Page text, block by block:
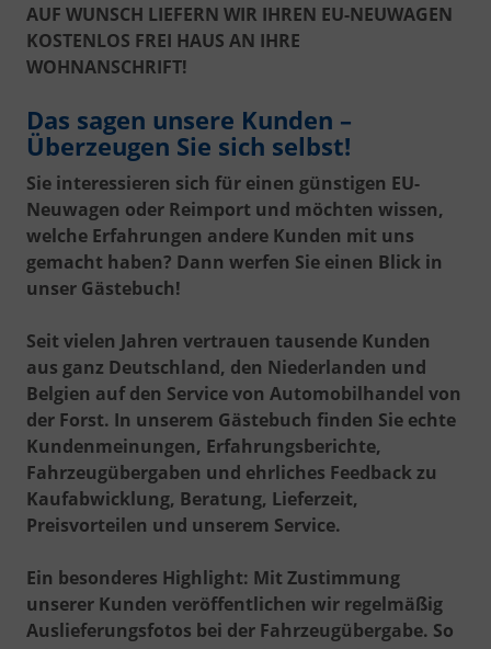
AUF WUNSCH LIEFERN WIR IHREN EU-NEUWAGEN
KOSTENLOS FREI HAUS AN IHRE
WOHNANSCHRIFT!
Das sagen unsere Kunden –
Überzeugen Sie sich selbst!
Sie interessieren sich für einen günstigen EU-
Neuwagen oder Reimport und möchten wissen,
welche Erfahrungen andere Kunden mit uns
gemacht haben? Dann werfen Sie einen Blick in
unser Gästebuch!
Seit vielen Jahren vertrauen tausende Kunden
aus ganz Deutschland, den Niederlanden und
Belgien auf den Service von Automobilhandel von
der Forst. In unserem Gästebuch finden Sie echte
Kundenmeinungen, Erfahrungsberichte,
Fahrzeugübergaben und ehrliches Feedback zu
Kaufabwicklung, Beratung, Lieferzeit,
Preisvorteilen und unserem Service.
Ein besonderes Highlight: Mit Zustimmung
unserer Kunden veröffentlichen wir regelmäßig
Auslieferungsfotos bei der Fahrzeugübergabe. So